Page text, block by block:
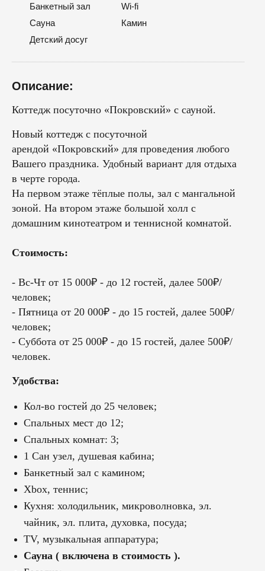
Банкетный зал
Wi-fi
Сауна
Камин
Детский досуг
Описание:
Коттедж посуточно «Покровский» с сауной.
Новый коттедж с посуточной
арендой «Покровский» для проведения любого
Вашего праздника. Удобный вариант для отдыха
в черте города.
На первом этаже тёплые полы, зал с мангальной
зоной. На втором этаже большой холл с
домашним кинотеатром и теннисной комнатой.
Стоимость:
- Вс-Чт от 15 000₽ - до 12 гостей, далее 500₽/
человек;
- Пятница от 20 000₽ - до 15 гостей, далее 500₽/
человек;
- Суббота от 25 000₽ - до 15 гостей, далее 500₽/
человек.
Удобства:
Кол-во гостей до 25 человек;
Спальных мест до 12;
Спальных комнат: 3;
1 Сан узел, душевая кабина;
Банкетный зал с камином;
Xbox, теннис;
Кухня: холодильник, микроволновка, эл.
чайник, эл. плита, духовка, посуда;
TV, музыкальная аппаратура;
Сауна ( включена в стоимость ).